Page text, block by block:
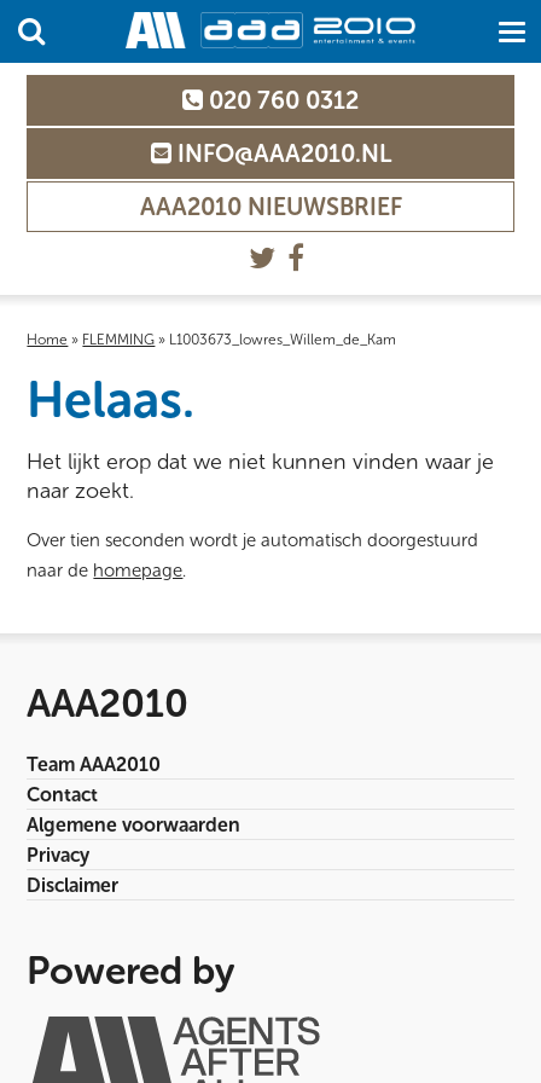
020 760 0312
INFO@AAA2010.NL
AAA2010 NIEUWSBRIEF
Home » FLEMMING » L1003673_lowres_Willem_de_Kam
Helaas.
Het lijkt erop dat we niet kunnen vinden waar je
naar zoekt.
Over tien seconden wordt je automatisch doorgestuurd
naar de homepage.
AAA2010
Team AAA2010
Contact
Algemene voorwaarden
Privacy
Disclaimer
Powered by